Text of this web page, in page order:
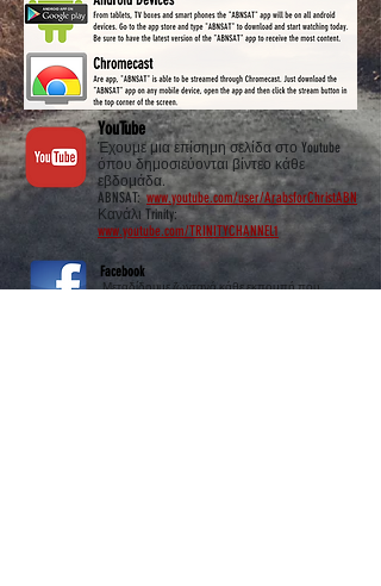
YouTube
Έχουμε μια επίσημη σελίδα στο Youtube
όπου δημοσιεύονται βίντεο κάθε
εβδομάδα.
ABNSAT:www.youtube.com/user/ArabsforChristABN
Κανάλι Trinity:
www.youtube.com/TRINITYCHANNEL1
Facebook
Μεταδίδουμε ζωντανά κάθε εκπομπή που